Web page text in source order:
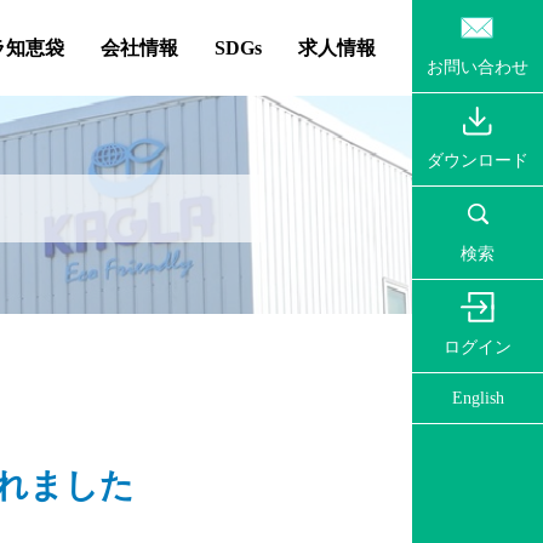
お問い合わせ
ダウンロード
検索
ログイン
English
知恵袋 会社情報 SDGs 求人情報
ました